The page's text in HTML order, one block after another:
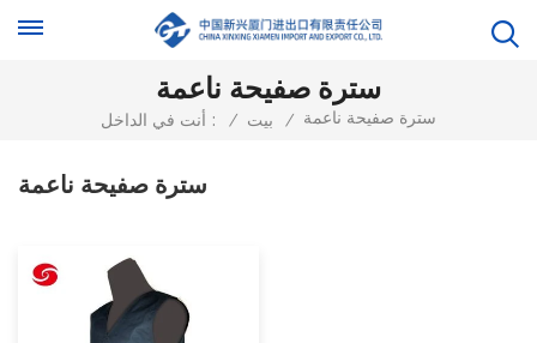
سترة صفيحة ناعمة
أنت في الداخل : / بيت / سترة صفيحة ناعمة
سترة صفيحة ناعمة